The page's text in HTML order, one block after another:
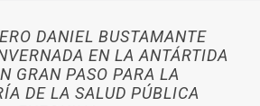
DANIEL BUSTAMANTE
EN LA ANTÁRTIDA
GRAN PASO PARA LA
DE LA SALUD PÚBLICA